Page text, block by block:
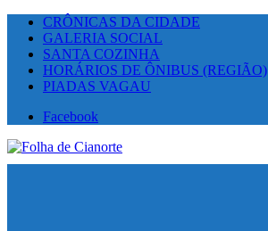
CRÔNICAS DA CIDADE
GALERIA SOCIAL
SANTA COZINHA
HORÁRIOS DE ÔNIBUS (REGIÃO)
PIADAS VAGAU
Facebook